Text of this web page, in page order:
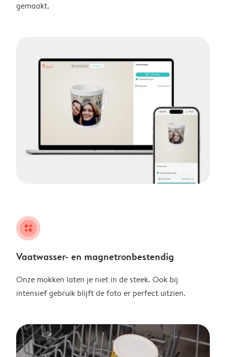
gemaakt.
night
Vaatwasser- en magnetronbestendig
Onze mokken laten je niet in de steek. Ook bij
intensief gebruik blijft de foto er perfect uitzien.